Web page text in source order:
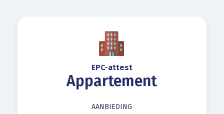
EPC-attest
Appartement
AANBIEDING